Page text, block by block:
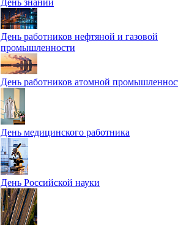
День знаний
День работников нефтяной и газовой
промышленности
День работников атомной
День медицинского работника
День Российской науки